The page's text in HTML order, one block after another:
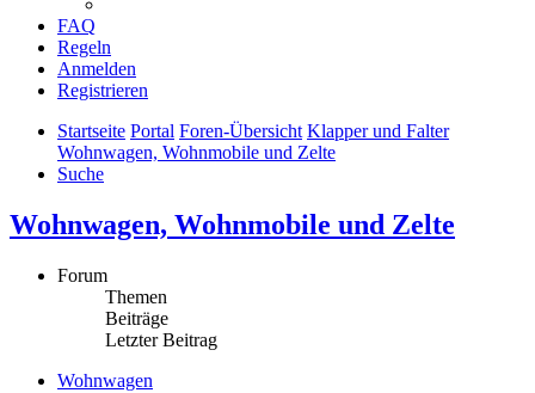
FAQ
Regeln
Anmelden
Registrieren
Startseite Portal Foren-Übersicht Klapper und Falter
Wohnwagen, Wohnmobile und Zelte
Suche
Wohnwagen, Wohnmobile und Zelte
Forum
Themen
Beiträge
Letzter Beitrag
Wohnwagen